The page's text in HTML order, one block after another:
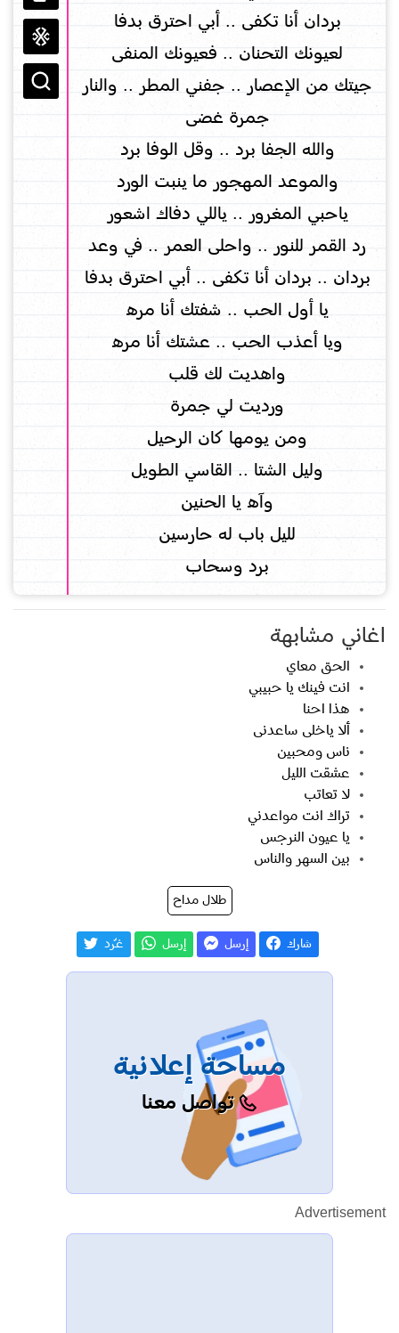
ﺑﺮﺩﺍﻥ ﺃﻧﺎ ﺗﻜﻔﻰ .. ﺃﺑﻲ ﺍﺣﺘﺮﻕ ﺑﺪﻓﺎ
ﻟﻌﻴﻮﻧﻚ ﺍﻟﺘﺤﻨﺎﻥ .. ﻓﻌﻴﻮﻧﻚ ﺍﻟﻤﻨﻔﻰ
ﺟﻴﺘﻚ ﻣﻦ ﺍﻹﻋﺼﺎﺭ .. ﺟﻔﻨﻲ ﺍﻟﻤﻄﺮ .. ﻭﺍﻟﻨﺎﺭ
ﺟﻤﺮﺓ ﻏﻀﻰ
ﻭﺍﻟﻠﻪ ﺍﻟﺠﻔﺎ ﺑﺮﺩ .. ﻭﻗﻞ ﺍﻟﻮﻓﺎ ﺑﺮﺩ
ﻭﺍﻟﻤﻮﻋﺪ ﺍﻟﻤﻬﺠﻮﺭ ﻣﺎ ﻳﻨﺒﺖ ﺍﻟﻮﺭﺩ
ﻳﺎﺣﺒﻲ ﺍﻟﻤﻐﺮﻭﺭ .. ﻳﺎﻟﻠﻲ ﺩﻓﺎﻙ ﺍﺷﻌﻮﺭ
ﺭﺩ ﺍﻟﻘﻤﺮ ﻟﻠﻨﻮﺭ .. ﻭﺍﺣﻠﻰ ﺍﻟﻌﻤﺮ .. ﻓﻲ ﻭﻋﺪ
ﺑﺮﺩﺍﻥ .. ﺑﺮﺩﺍﻥ ﺃﻧﺎ ﺗﻜﻔﻰ .. ﺃﺑﻲ ﺍﺣﺘﺮﻕ ﺑﺪﻓﺎ
ﻳﺎ ﺃﻭﻝ ﺍﻟﺤﺐ .. ﺷﻔﺘﻚ ﺃﻧﺎ ﻣﺮﻩ
ﻭﻳﺎ ﺃﻋﺬﺏ ﺍﻟﺤﺐ .. ﻋﺸﺘﻚ ﺃﻧﺎ ﻣﺮﻩ
ﻭﺍﻫﺪﻳﺖ ﻟﻚ ﻗﻠﺐ
ﻭﺭﺩﻳﺖ ﻟﻲ ﺟﻤﺮﺓ
ﻭﻣﻦ ﻳﻮﻣﻬﺎ ﻛﺎﻥ ﺍﻟﺮﺣﻴﻞ
ﻭﻟﻴﻞ ﺍﻟﺸﺘﺎ .. ﺍﻟﻘﺎﺳﻲ ﺍﻟﻄﻮﻳﻞ
ﻭﺁﻩ ﻳﺎ ﺍﻟﺤﻨﻴﻦ
ﻟﻠﻴﻞ ﺑﺎﺏ ﻟﻪ ﺣﺎﺭﺳﻴﻦ
ﺑﺮﺩ ﻭﺳﺤﺎﺏ
اغاني مشابهة
الحق معاي
انت فينك يا حبيبي
هذا احنا
ألا ياخلى ساعدنى
ناس ومحبين
عشقت الليل
لا تعاتب
تراك انت مواعدني
يا عيون النرجس
بين السهر والناس
طلال مداح
شارك إرسل إرسل غـّرد
مساحة إعلانية
تواصل معنا
Advertisement